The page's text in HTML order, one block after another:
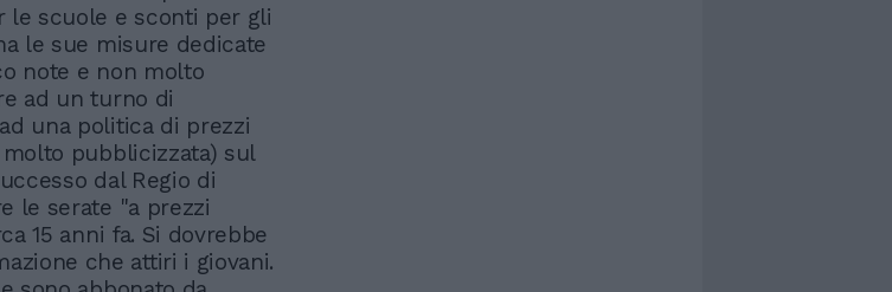
le scuole e sconti per gli
le sue misure dedicate
note e non molto
ad un turno di
una politica di prezzi
pubblicizzata) sul
dal Regio di
le serate "a prezzi
15 anni fa. Si dovrebbe
che attiri i giovani.